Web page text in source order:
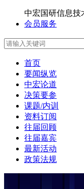
中宏国研信息技
会员服务
首页
要闻纵览
中宏论道
决策要参
课题/内训
资料订阅
往届回顾
往届嘉宾
最新活动
政策法规